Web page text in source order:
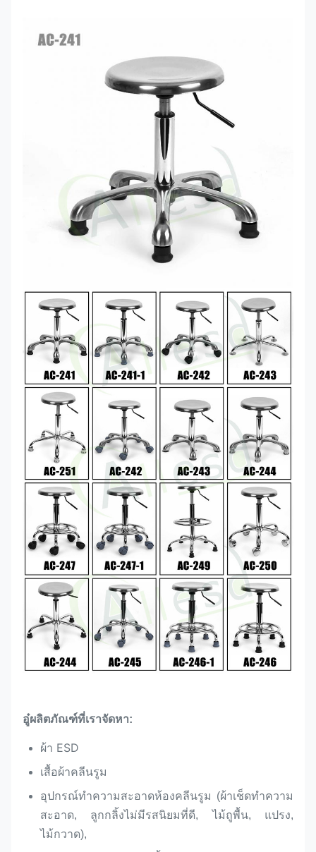
อู๋ผลิตภัณฑ์ที่เราจัดหา:
ผ้า ESD
เสื้อผ้าคลีนรูม
อุปกรณ์ทำความสะอาดห้องคลีนรูม (ผ้าเช็ดทำความ
สะอาด, ลูกกลิ้งไม่มีรสนิยมที่ดี, ไม้ถูพื้น, แปรง,
ไม้กวาด),